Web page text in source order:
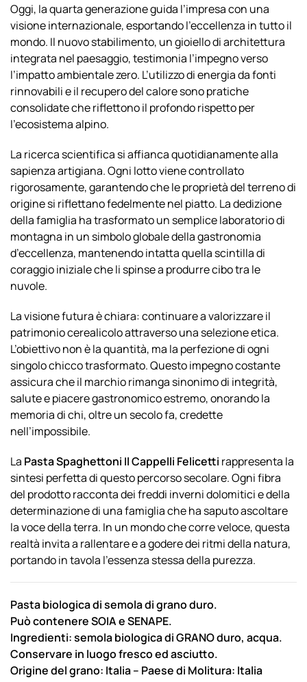
Oggi, la quarta generazione guida l’impresa con una
visione internazionale, esportando l’eccellenza in tutto il
mondo. Il nuovo stabilimento, un gioiello di architettura
integrata nel paesaggio, testimonia l’impegno verso
l’impatto ambientale zero. L’utilizzo di energia da fonti
rinnovabili e il recupero del calore sono pratiche
consolidate che riflettono il profondo rispetto per
l’ecosistema alpino.
La ricerca scientifica si affianca quotidianamente alla
sapienza artigiana. Ogni lotto viene controllato
rigorosamente, garantendo che le proprietà del terreno di
origine si riflettano fedelmente nel piatto. La dedizione
della famiglia ha trasformato un semplice laboratorio di
montagna in un simbolo globale della gastronomia
d’eccellenza, mantenendo intatta quella scintilla di
coraggio iniziale che li spinse a produrre cibo tra le
nuvole.
La visione futura è chiara: continuare a valorizzare il
patrimonio cerealicolo attraverso una selezione etica.
L’obiettivo non è la quantità, ma la perfezione di ogni
singolo chicco trasformato. Questo impegno costante
assicura che il marchio rimanga sinonimo di integrità,
salute e piacere gastronomico estremo, onorando la
memoria di chi, oltre un secolo fa, credette
nell’impossibile.
La Pasta Spaghettoni Il Cappelli Felicetti rappresenta la
sintesi perfetta di questo percorso secolare. Ogni fibra
del prodotto racconta dei freddi inverni dolomitici e della
determinazione di una famiglia che ha saputo ascoltare
la voce della terra. In un mondo che corre veloce, questa
realtà invita a rallentare e a godere dei ritmi della natura,
portando in tavola l’essenza stessa della purezza.
Pasta biologica di semola di grano duro.
Può contenere SOIA e SENAPE.
Ingredienti: semola biologica di GRANO duro, acqua.
Conservare in luogo fresco ed asciutto.
Origine del grano: Italia – Paese di Molitura: Italia